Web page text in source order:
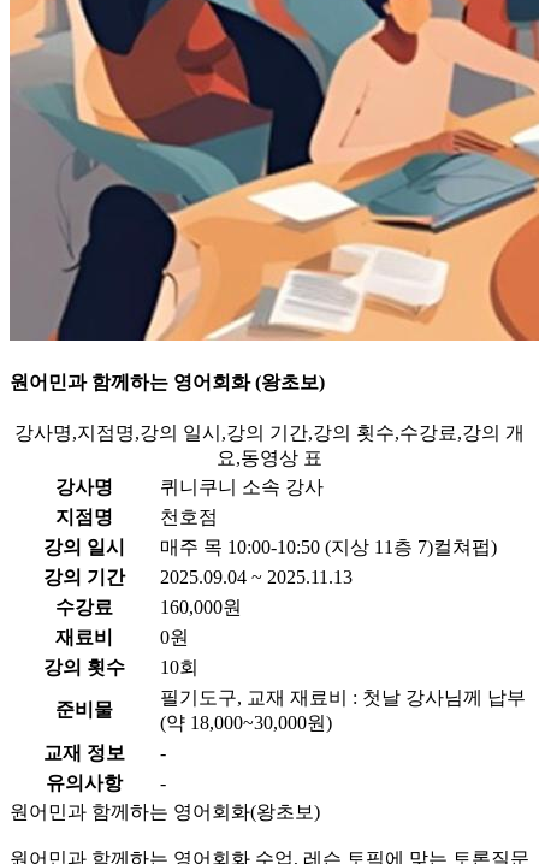
원어민과 함께하는 영어회화 (왕초보)
강사명,지점명,강의 일시,강의 기간,강의 횟수,수강료,강의 개
요,동영상 표
강사명
퀴니쿠니 소속 강사
지점명
천호점
강의 일시
매주 목 10:00-10:50 (지상 11층 7)컬쳐펍)
강의 기간
2025.09.04 ~ 2025.11.13
수강료
160,000원
재료비
0원
강의 횟수
10회
준비물
필기도구, 교재 재료비 : 첫날 강사님께 납부
(약 18,000~30,000원)
교재 정보
-
유의사항
-
원어민과 함께하는 영어회화(왕초보)
원어민과 함께하는 영어회화 수업, 레슨 토픽에 맞는 토론질문